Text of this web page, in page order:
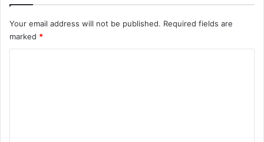
Your email address will not be published. Required fields are
marked *